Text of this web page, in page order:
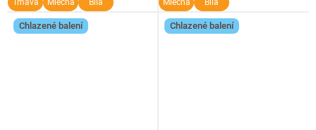
Tmavá Mléčná Bílá Mléčná Bílá
Chlazené balení Chlazené balení